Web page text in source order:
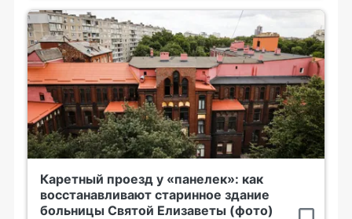
Каретный проезд у «панелек»: как
восстанавливают старинное здание
больницы Святой Елизаветы (фото)